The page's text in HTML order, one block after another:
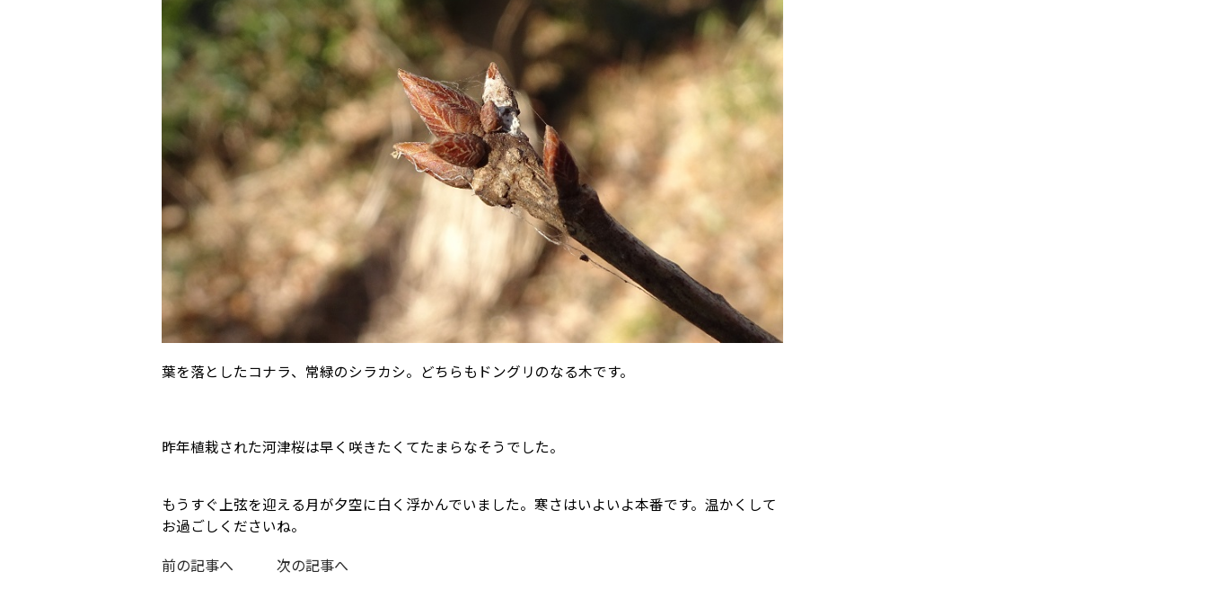
葉を落としたコナラ、常緑のシラカシ。どちらもドングリのなる木です。
昨年植栽された河津桜は早く咲きたくてたまらなそうでした。
もうすぐ上弦を迎える月が夕空に白く浮かんでいました。寒さはいよいよ本番です。温かくして
お過ごしくださいね。
前の記事へ 次の記事へ